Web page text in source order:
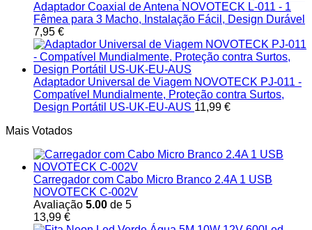
Adaptador Coaxial de Antena NOVOTECK L-011 - 1
Fêmea para 3 Macho, Instalação Fácil, Design Durável
7,95 €
Adaptador Universal de Viagem NOVOTECK PJ-011 -
Compatível Mundialmente, Proteção contra Surtos,
Design Portátil US-UK-EU-AUS 11,99 €
Mais Votados
Carregador com Cabo Micro Branco 2.4A 1 USB
NOVOTECK C-002V
Avaliação 5.00 de 5
13,99 €